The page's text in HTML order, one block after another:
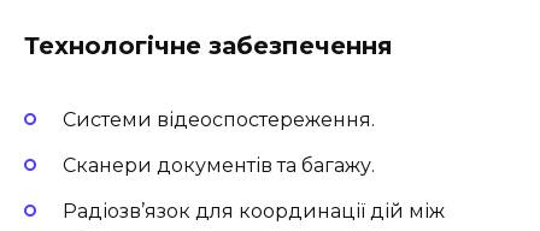
Технологічне забезпечення
Системи відеоспостереження.
Сканери документів та багажу.
Радіозв’язок для координації дій між